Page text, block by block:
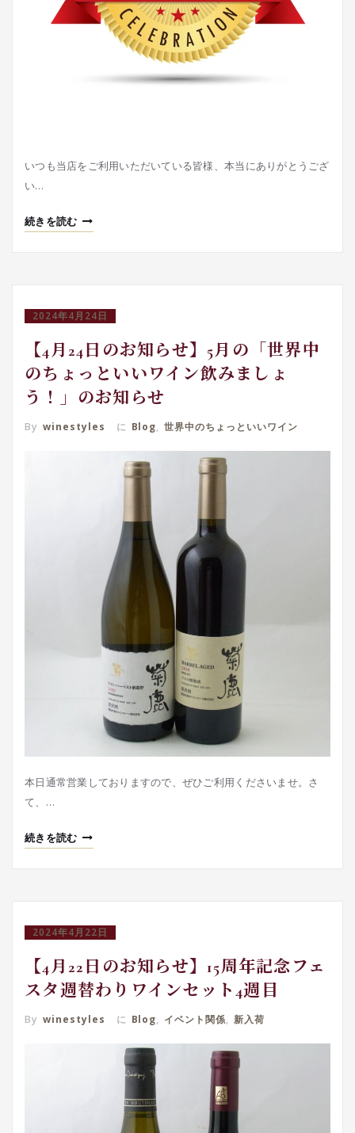
いつも当店をご利用いただいている皆様、本当にありがとうござ
い…
続きを読む
2024年4月24日
【4月24日のお知らせ】5月の「世界中
のちょっといいワイン飲みましょ
う！」のお知らせ
By winestyles に Blog, 世界中のちょっといいワイン
本日通常営業しておりますので、ぜひご利用くださいませ。さ
て、…
続きを読む
2024年4月22日
【4月22日のお知らせ】15周年記念フェ
スタ週替わりワインセット4週目
By winestyles に Blog, イベント関係, 新入荷